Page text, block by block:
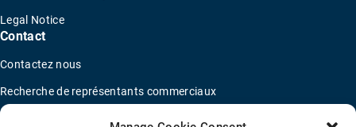
Legal Notice
Contact
Contactez nous
Recherche de représentants commerciaux